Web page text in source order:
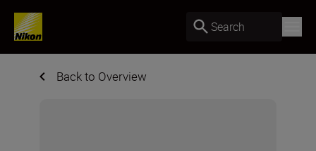
Search
Back to Overview